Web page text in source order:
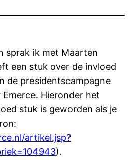
sprak ik met Maarten
een stuk over de invloed
de presidentscampagne
Hieronder het
stuk is geworden als je
artikel.jsp?
).